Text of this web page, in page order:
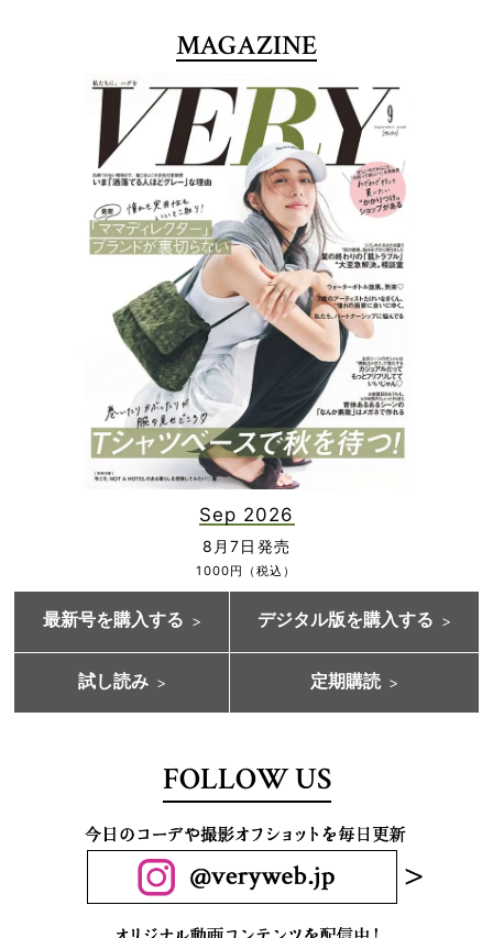
MAGAZINE
Sep 2026
8月7日発売
1000円（税込）
最新号を購入する デジタル版を購入する
試し読み 定期購読
FOLLOW US